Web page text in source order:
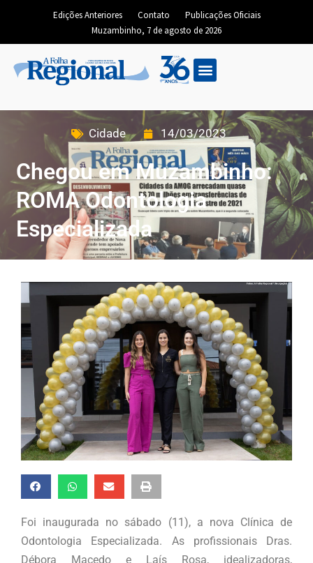
Edições Anteriores Contato
Publicações Oficiais
Muzambinho, 7 de agosto de 2026
Cidade 14/03/2023
Chegou em Muzambinho:
ROMA Odontologia
Especializada
Foi inaugurada no sábado (11), a nova Clínica de
Odontologia Especializada. As profissionais Dras.
Débora Macedo e Laís Rosa, idealizadoras,